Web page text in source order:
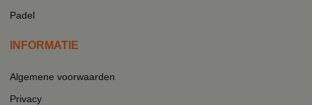
Padel
INFORMATIE
Algemene voorwaarden
Privacy